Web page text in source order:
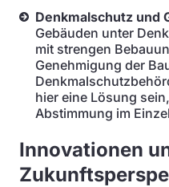
Denkmalschutz und
Gebäuden unter
mit strengen
Genehmigung der
hier eine Lösung
Abstimmung im
Innovationen